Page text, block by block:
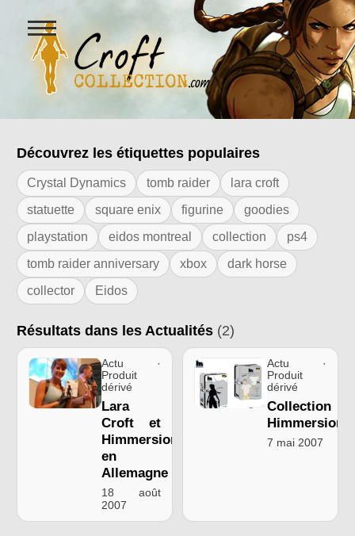
Figurines Lara Croft et
Ouvrir
le
menu
Résultats de l'étiquette "himmersion"
Découvrez les étiquettes populaires
Crystal Dynamics tomb raider
lara croft
statuette
square enix figurine
goodies
playstation
eidos montreal collection
ps4
tomb raider anniversary
xbox
dark horse
collector
Eidos
Résultats dans les Actualités (2)
Actu ·
Produit
dérivé
Lara
Croft et
Himmersion
en
Allemagne
18 août
2007
Actu ·
Produit
dérivé
Collection
Himmersion
7 mai 2007